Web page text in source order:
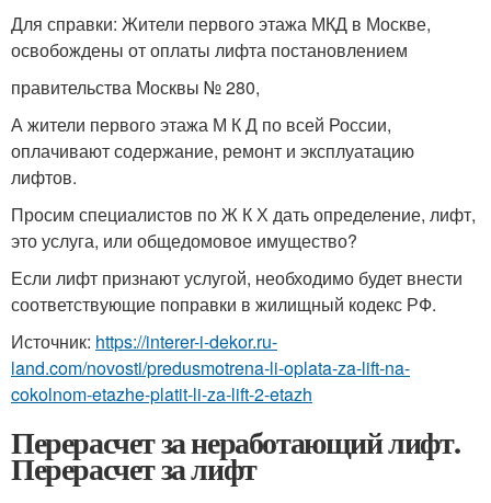
Для справки: Жители первого этажа МКД в Москве,
освобождены от оплаты лифта постановлением
правительства Москвы № 280,
А жители первого этажа М К Д по всей России,
оплачивают содержание, ремонт и эксплуатацию
лифтов.
Просим специалистов по Ж К Х дать определение, лифт,
это услуга, или общедомовое имущество?
Если лифт признают услугой, необходимо будет внести
соответствующие поправки в жилищный кодекс РФ.
Источник: https://interer-i-dekor.ru-
land.com/novosti/predusmotrena-li-oplata-za-lift-na-
cokolnom-etazhe-platit-li-za-lift-2-etazh
Перерасчет за неработающий лифт.
Перерасчет за лифт